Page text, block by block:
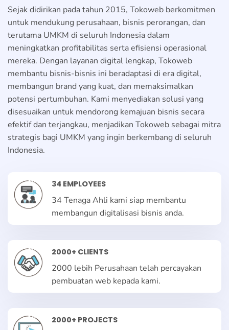
Sejak didirikan pada tahun 2015, Tokoweb berkomitmen
untuk mendukung perusahaan, bisnis perorangan, dan
terutama UMKM di seluruh Indonesia dalam
meningkatkan profitabilitas serta efisiensi operasional
mereka. Dengan layanan digital lengkap, Tokoweb
membantu bisnis-bisnis ini beradaptasi di era digital,
membangun brand yang kuat, dan memaksimalkan
potensi pertumbuhan. Kami menyediakan solusi yang
disesuaikan untuk mendorong kemajuan bisnis secara
efektif dan terjangkau, menjadikan Tokoweb sebagai mitra
strategis bagi UMKM yang ingin berkembang di seluruh
Indonesia.
34 EMPLOYEES
34 Tenaga Ahli kami siap membantu
membangun digitalisasi bisnis anda.
2000+ CLIENTS
2000 lebih Perusahaan telah percayakan
pembuatan web kepada kami.
2000+ PROJECTS